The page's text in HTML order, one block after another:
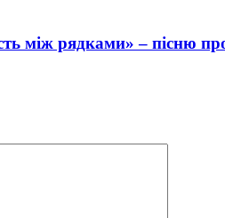
між рядками» – пісню